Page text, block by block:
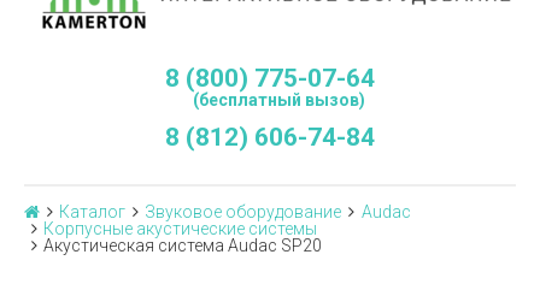
8 (800) 775-07-64
(бесплатный вызов)
8 (812) 606-74-84
Каталог Звуковое оборудование
Audac
Корпусные акустические системы
Акустическая система Audac SP20